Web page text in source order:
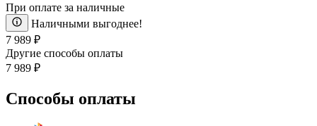
При оплате за наличные
Наличными выгоднее!
7 989 ₽
Другие способы оплаты
7 989 ₽
Способы оплаты